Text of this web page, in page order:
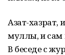
Азат-хазрат,
муллы, и сам
В беседе с